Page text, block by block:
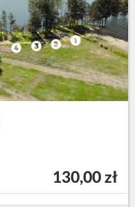
130,00 zł